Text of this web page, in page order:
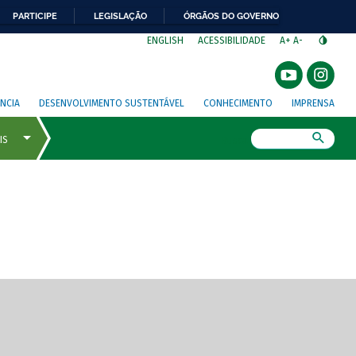
PARTICIPE LEGISLAÇÃO ÓRGÃOS DO GOVERNO
ENGLISH ACESSIBILIDADE A+ A-
DESENVOLVIMENTO SUSTENTÁVEL CONHECIMENTO IMPRENSA
de tela